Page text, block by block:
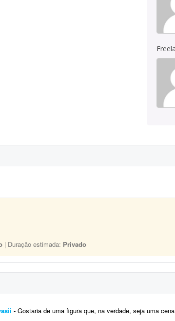
| Duração estimada: Privado
- Gostaria de uma figura que, na verdade, seja uma cena com os quatro personagens da banda